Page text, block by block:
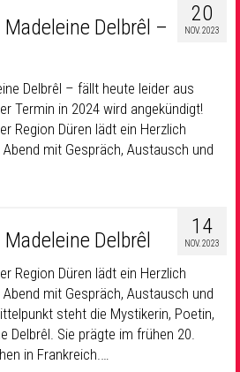
20
NOV. 2023
Delbrêl –
Delbrêl – fällt heute leider aus
Termin in 2024 wird angekündigt!
Region Düren lädt ein Herzlich
mit Gespräch, Austausch und
14
NOV. 2023
Delbrêl
Region Düren lädt ein Herzlich
mit Gespräch, Austausch und
steht die Mystikerin, Poetin,
Delbrêl. Sie prägte im frühen 20.
in Frankreich.…